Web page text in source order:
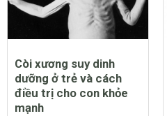
Còi xương suy dinh
dưỡng ở trẻ và cách
điều trị cho con khỏe
mạnh